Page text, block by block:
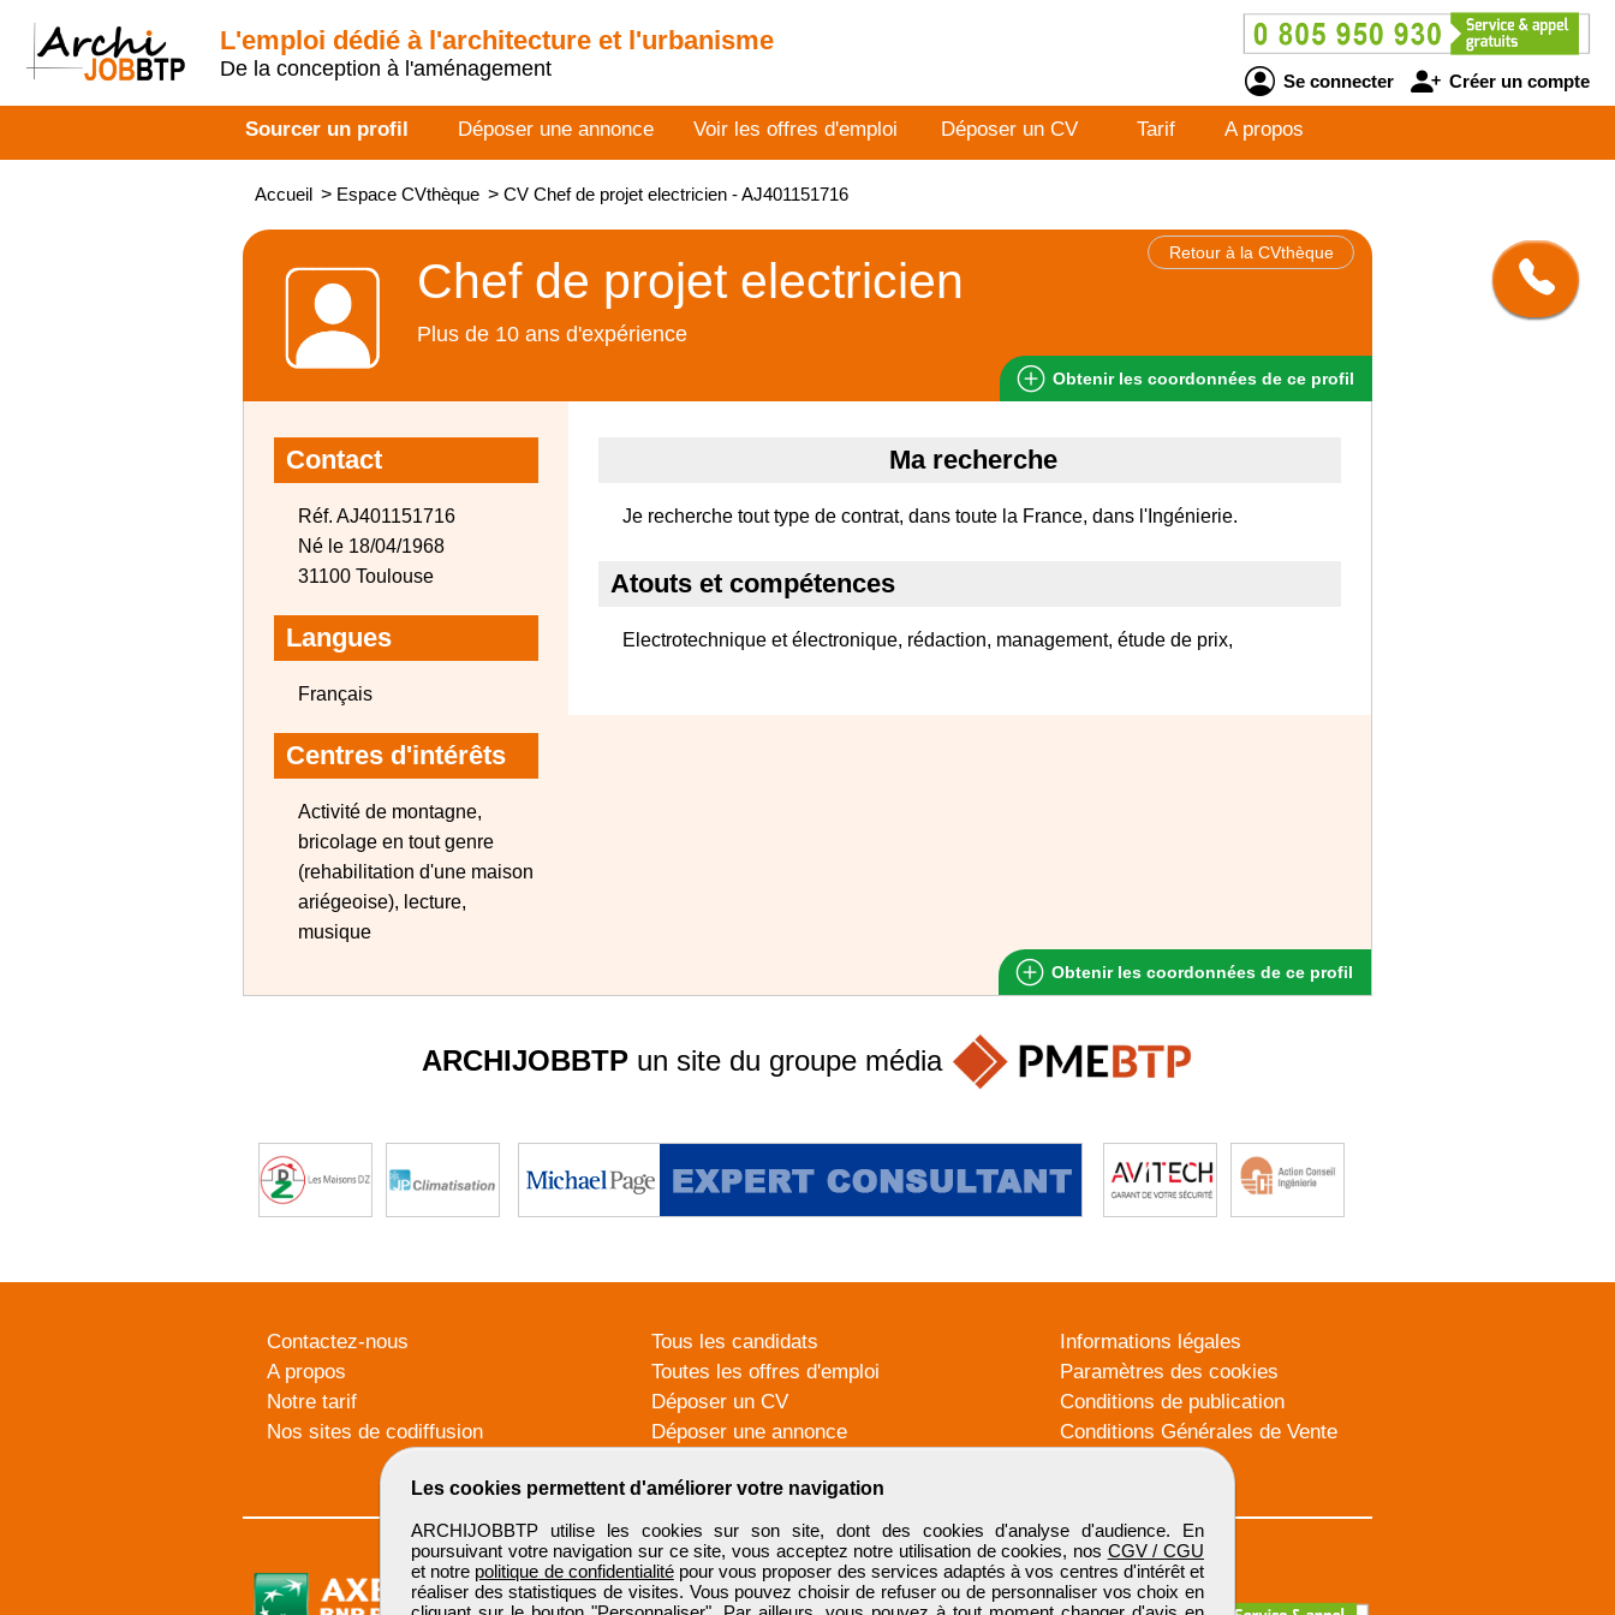
L'emploi dédié à l'architecture et l'urbanisme
De la conception à l'aménagement
Se connecter Créer un compte
Sourcer un profil Déposer une annonce Voir les offres d'emploi Déposer un CV Tarif A propos
Accueil > Espace CVthèque > CV Chef de projet electricien - AJ401151716
Retour à la CVthèque
Chef de projet electricien
Plus de 10 ans d'expérience
Obtenir les coordonnées de ce profil
Contact
Réf. AJ401151716
Né le 18/04/1968
31100 Toulouse
Langues
Français
Centres d'intérêts
Activité de montagne,
bricolage en tout genre
(rehabilitation d'une maison
ariégeoise), lecture,
musique
Ma recherche
Je recherche tout type de contrat, dans toute la France, dans l'Ingénierie.
Atouts et compétences
Electrotechnique et électronique, rédaction, management, étude de prix,
Obtenir les coordonnées de ce profil
Les cookies permettent d'améliorer votre navigation
ARCHIJOBBTP utilise les cookies sur son site, dont des cookies d'analyse d'audience. En
poursuivant votre navigation sur ce site, vous acceptez notre utilisation de cookies, nos CGV / CGU
et notre politique de confidentialitépour vous proposer des services adaptés à vos centres d'intérêt et
réaliser des statistiques de visites. Vous pouvez choisir de refuser ou de personnaliser vos choix en
ARCHIJOBBTPun site du groupe média
Contactez-nous
A propos
Notre tarif
Nos sites de codiffusion
Tous les candidats
Toutes les offres d'emploi
Déposer un CV
Déposer une annonce
Informations légales
Paramètres des cookies
Conditions de publication
Conditions Générales de Vente